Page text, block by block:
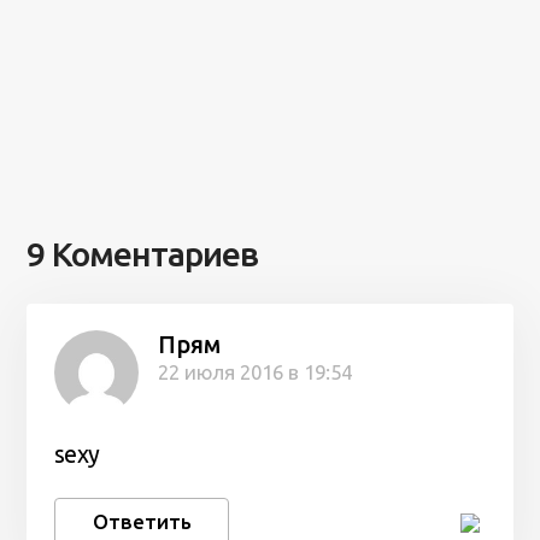
9 Коментариев
Прям
22 июля 2016 в 19:54
sexy
Ответить